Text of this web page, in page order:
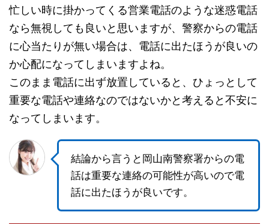
忙しい時に掛かってくる営業電話のような迷惑電話
なら無視しても良いと思いますが、警察からの電話
に心当たりが無い場合は、電話に出たほうが良いの
か心配になってしまいますよね。
このまま電話に出ず放置していると、ひょっとして
重要な電話や連絡なのではないかと考えると不安に
なってしまいます。
結論から言うと岡山南警察署からの電
話は重要な連絡の可能性が高いので電
話に出たほうが良いです。